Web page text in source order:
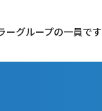
グループの一員です